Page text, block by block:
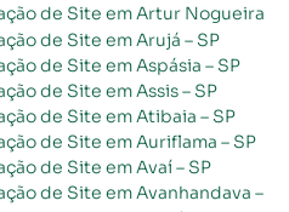
de Site em Arujá – SP
de Site em Aspásia – SP
de Site em Assis – SP
de Site em Atibaia – SP
de Site em Auriflama – SP
de Site em Avaí – SP